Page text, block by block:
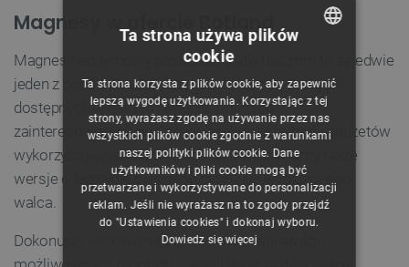
Magnesy w ofercie Botland
Magnes neodymowy prostokątny 25x10x2mm to zaledwie
jeden z ponad dwudziestu produktów z tej kategorii,
dostępnych w naszym sklepie. Dla osób
zainteresowanych budową własnych urządzeń i gadżetów
wykorzystujących silne magnesy trwałe, mamy także
wersje o kształcie płaskiego dysku lub wydłużonego
walca.
Dokonując wyboru magnesów warto sprawdzić
CZECH
ENGLISH
GERMAN
Ta strona używa plików
cookie
Ta strona korzysta z plików cookie, aby zapewnić
lepszą wygodę użytkowania. Korzystając z tej
strony, wyrażasz zgodę na używanie przez nas
wszystkich plików cookie zgodnie z warunkami
naszej polityki plików cookie. Dane
użytkowników i pliki cookie mogą być
przetwarzane i wykorzystywane do personalizacji
reklam. Jeśli nie wyrażasz na to zgody przejdź
do "Ustawienia cookies" i dokonaj wyboru.
Dowiedz się więcej